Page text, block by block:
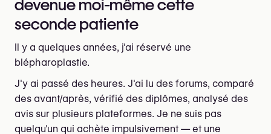
devenue moi-même cette
seconde patiente
Il y a quelques années, j'ai réservé une
blépharoplastie.
J'y ai passé des heures. J'ai lu des forums, comparé
des avant/après, vérifié des diplômes, analysé des
avis sur plusieurs plateformes. Je ne suis pas
quelqu'un qui achète impulsivement — et une